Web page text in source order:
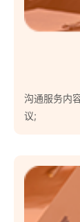
沟通服务内
议;